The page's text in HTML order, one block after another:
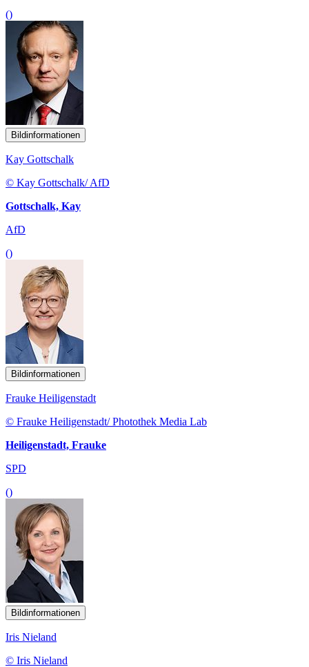
()
Bildinformationen
Kay Gottschalk
© Kay Gottschalk/ AfD
Gottschalk, Kay
AfD
()
Bildinformationen
Frauke Heiligenstadt
© Frauke Heiligenstadt/ Photothek Media Lab
Heiligenstadt, Frauke
SPD
()
Bildinformationen
Iris Nieland
© Iris Nieland